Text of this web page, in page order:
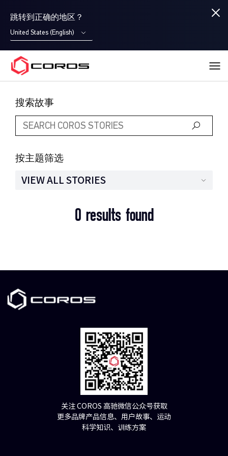
跳转到正确的地区？
United States (English)
COROS
搜索故事
按主题筛选
VIEW ALL STORIES
0 results found
关注 COROS 高驰微信公众号获取
更多品牌产品信息、用户故事、运动
科学知识、训练方案